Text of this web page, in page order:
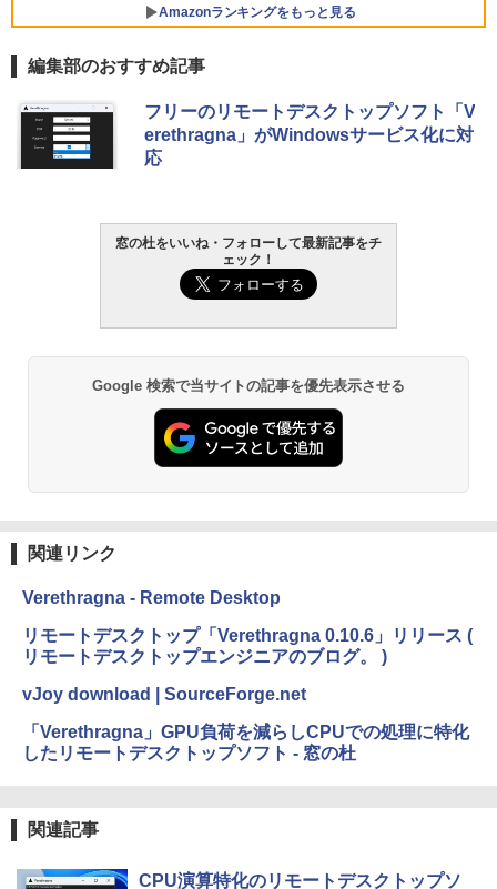
Amazonランキングをもっと見る
編集部のおすすめ記事
フリーのリモートデスクトップソフト「V
erethragna」がWindowsサービス化に対
応
窓の杜をいいね・フォローして最新記事をチ
ェック！
Google 検索で当サイトの記事を優先表示させる
関連リンク
Verethragna - Remote Desktop
リモートデスクトップ「Verethragna 0.10.6」リリース (
リモートデスクトップエンジニアのブログ。 )
vJoy download | SourceForge.net
「Verethragna」GPU負荷を減らしCPUでの処理に特化
したリモートデスクトップソフト - 窓の杜
関連記事
CPU演算特化のリモートデスクトップソ